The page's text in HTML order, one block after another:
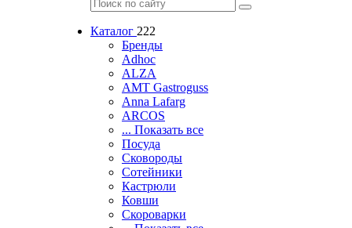
Каталог 222
Бренды
Adhoc
ALZA
AMT Gastroguss
Anna Lafarg
ARCOS
... Показать все
Посуда
Сковороды
Сотейники
Кастрюли
Ковши
Скороварки